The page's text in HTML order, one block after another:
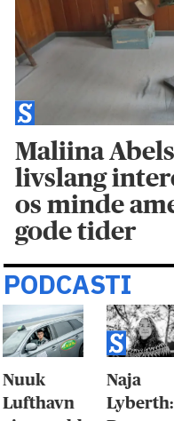
Maliina
livslang
os minde
gode tider
PODCASTI
Nuuk
Lufthavn
Naja
Lyberth: